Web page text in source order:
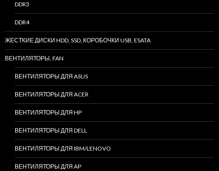
DDR3
DDR4
ЖЕСТКИЕ ДИСКИ HDD, SSD, КОРОБОЧКИ USB, ESATA
ВЕНТИЛЯТОРЫ, FAN
ВЕНТИЛЯТОРЫ ДЛЯ ASUS
ВЕНТИЛЯТОРЫ ДЛЯ ACER
ВЕНТИЛЯТОРЫ ДЛЯ HP
ВЕНТИЛЯТОРЫ ДЛЯ DELL
ВЕНТИЛЯТОРЫ ДЛЯ IBM/LENOVO
ВЕНТИЛЯТОРЫ ДЛЯ AP